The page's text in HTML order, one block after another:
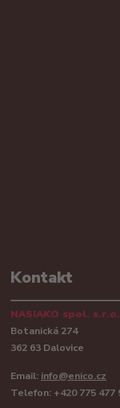
Kontakt
NASIAKO spol. s.r.o.
Botanická 274
362 63 Dalovice
Email: info@enico.cz
Telefon: +420 775 477